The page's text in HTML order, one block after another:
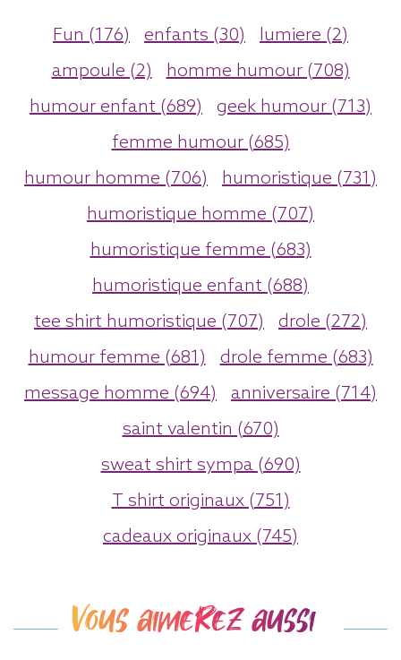
Fun (176) enfants (30)
lumiere (2)
ampoule (2)
homme humour (708)
humour enfant (689)
geek humour (713)
femme humour (685)
humour homme (706)
humoristique (731)
humoristique homme (707)
humoristique femme (683)
humoristique enfant (688)
tee shirt humoristique (707)
drole (272)
humour femme (681)
drole femme (683)
message homme (694)
anniversaire (714)
saint valentin (670)
sweat shirt sympa (690)
T shirt originaux (751)
cadeaux originaux (745)
Vous aimerez aussi